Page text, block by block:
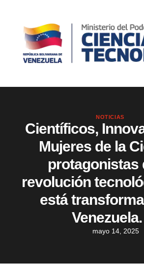
NOTICIAS
Científicos,
Mujeres de la
protagonistas
revolución
está
Venezuela.
mayo 14, 2025